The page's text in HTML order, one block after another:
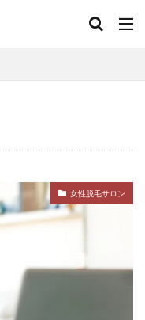
女性脱毛サロン